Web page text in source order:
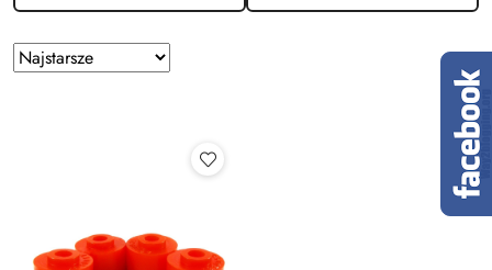
Zastosowano
sortowanie:
Sortuj
według